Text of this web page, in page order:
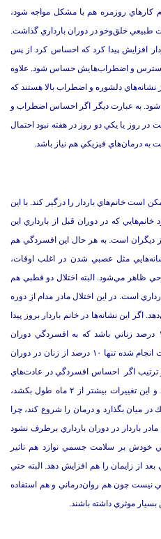
كارهاي روزمره‌ هم با مشكل مواجه شود،
طبيعي خلق‌وخو در دوران بارداري گذاشت.
افزايش پيدا كرد كه احساس كرد از پس
استرس و اضطراب‌هايش حساس شود. علاوه
نشانه‌هاي دلشوره و اضطراب بالا هستند كه
شود. به عبارت ديگر اگر احساس اضطراب و
روز يا يكي دو روز در هفته نبود احتمال
درمان‌هاي فيزيكي هم نياز باشد.
است خانم‌هاي باردار را درگير كند. با اين
كه در دوران قبل از بارداري اين
ديگران است. به هر حال اين افسردگي هم
مثل عصبي شدن در اغلب اوقات،
ظاهر مي‌شود. البته اختلال دو قطبي هم
است. در اين اختلال مادر مدام از دوره
اگر اين نشانه‌ها در خانم باردار بروز پيدا
كند اين احتمال وجود دارد كه يكي از ۱۰ درصد زناني باشد كه به افسردگي دوران
بارداري مبتلا مي‌شوند. چون طبق تحقيقات انجام شده تنها ۱۰ درصد از زنان در دوران
ترتيب اگر احساس افسردگي در عادت‌هاي
غذايي و حتي خواب مادر اختلال ايجاد كند و اين تغييرات بيشتر از ۲ ماه طول بكشد،
در ميان بگذارد و درمان را شروع كند، چرا
باردار در دوران بارداري برطرف نشود
خودش بر سلامت جسمي نوازد هم تاثير
از زايمان را هم افزايش دهد. البته حتي
نيست چون هم روان‌درماني و هم استفاده
بسيار موثري داشته باشند.